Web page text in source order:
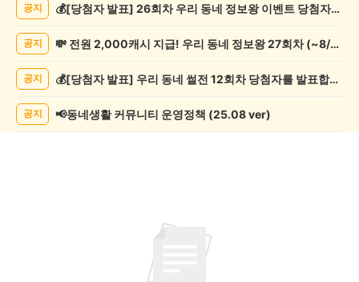
록
공지 💰[당첨자 발표] 26회차 우리 동네 정보왕 이벤트 당첨자를 발표합니다!
공지 💸 전원 2,000캐시 지급! 우리 동네 정보왕 27회차 (~8/10)
공지 💰[당첨자 발표] 우리 동네 썰전 12회차 당첨자를 발표합니다!
공지 📢동네생활 커뮤니티 운영정책 (25.08 ver)